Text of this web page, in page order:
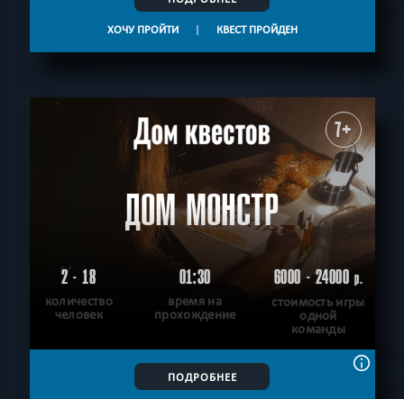
ХОЧУ ПРОЙТИ | КВЕСТ ПРОЙДЕН
7+
ДОМ МОНСТР
2 - 18
количество
человек
01:30
время на
прохождение
6000 - 24000р.
стоимость игры
одной
команды
ПОДРОБНЕЕ